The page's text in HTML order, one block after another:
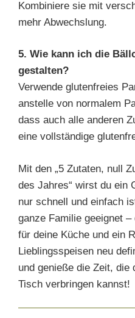
Kombiniere sie mit
mehr Abwechslung.
5. Wie kann ich die
gestalten?
Verwende glutenfreies
anstelle von normalem
dass auch alle anderen
eine vollständige
Mit den „5 Zutaten, null
des Jahres“ wirst du ein
nur schnell und einfach
ganze Familie geeignet
für deine Küche und ein
Lieblingsspeisen neu
und genieße die Zeit, die
Tisch verbringen kannst!